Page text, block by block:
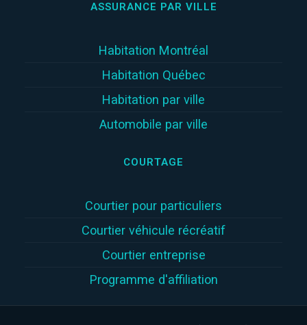
ASSURANCE PAR VILLE
Habitation Montréal
Habitation Québec
Habitation par ville
Automobile par ville
COURTAGE
Courtier pour particuliers
Courtier véhicule récréatif
Courtier entreprise
Programme d'affiliation